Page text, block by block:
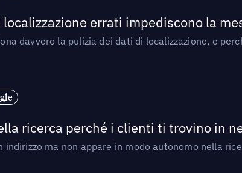
errati impediscono la
davvero la pulizia dei dati di localizzazione, e
ricerca perché i clienti ti trovino in
ma non appare in modo autonomo nella